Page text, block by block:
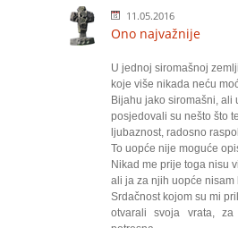
11.05.2016
Ono najvažnije
U jednoj siromašnoj
koje više nikada neću
Bijahu jako siromašni, ali
posjedovali su nešto što
ljubaznost, radosno
To uopće nije moguće
Nikad me prije toga nisu
ali ja za njih uopće nisam
Srdačnost kojom su mi
otvarali svoja vrata,